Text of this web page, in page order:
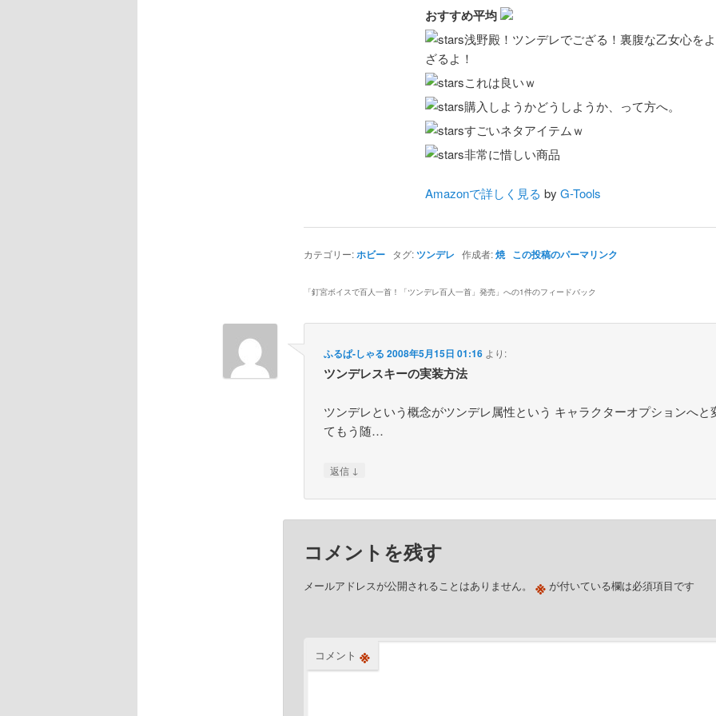
おすすめ平均
浅野殿！ツンデレでござる！裏腹な乙女心を
ざるよ！
これは良いｗ
購入しようかどうしようか、って方へ。
すごいネタアイテムｗ
非常に惜しい商品
Amazonで詳しく見る by G-Tools
カテゴリー:ホビータグ:ツンデレ 作成者:焼 この投稿のパーマリンク
「釘宮ボイスで百人一首！「ツンデレ百人一首」発売」への1件のフィードバック
ふるぱ-しゃる 2008年5月15日 01:16 より:
ツンデレスキーの実装方法
ツンデレという概念がツンデレ属性という キャラクターオプションへと
てもう随…
返信 ↓
コメントを残す
メールアドレスが公開されることはありません。 ※が付いている欄は必須項目です
コメント ※